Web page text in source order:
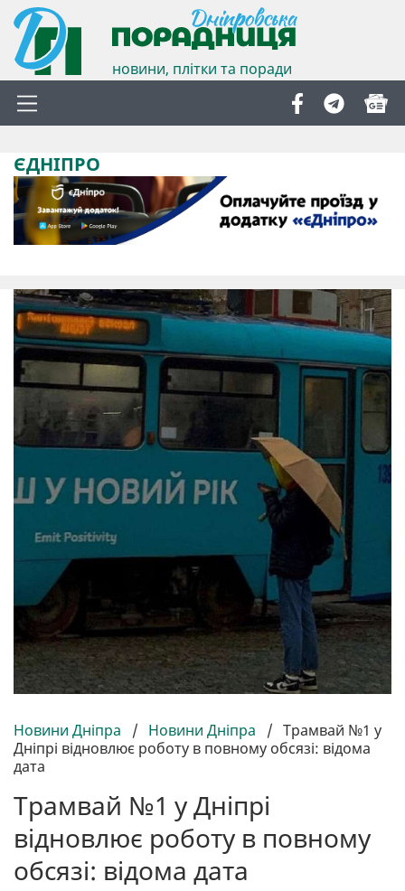
новини, плітки та поради
ЄДНІПРО
Новини Дніпра / Новини Дніпра / Трамвай №1 у
Дніпрі відновлює роботу в повному обсязі: відома
дата
Трамвай №1 у Дніпрі
відновлює роботу в повному
обсязі: відома дата